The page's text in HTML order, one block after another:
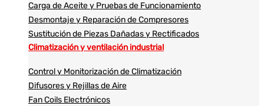
Carga de Aceite y Pruebas de Funcionamiento
Desmontaje y Reparación de Compresores
Sustitución de Piezas Dañadas y Rectificados
Climatización y ventilación industrial
Control y Monitorización de Climatización
Difusores y Rejillas de Aire
Fan Coils Electrónicos